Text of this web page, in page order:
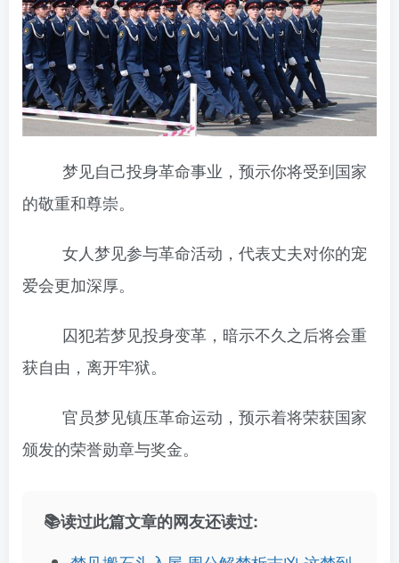
梦见自己投身革命事业，预示你将受到国家
的敬重和尊崇。
女人梦见参与革命活动，代表丈夫对你的宠
爱会更加深厚。
囚犯若梦见投身变革，暗示不久之后将会重
获自由，离开牢狱。
官员梦见镇压革命运动，预示着将荣获国家
颁发的荣誉勋章与奖金。
📚读过此篇文章的网友还读过: